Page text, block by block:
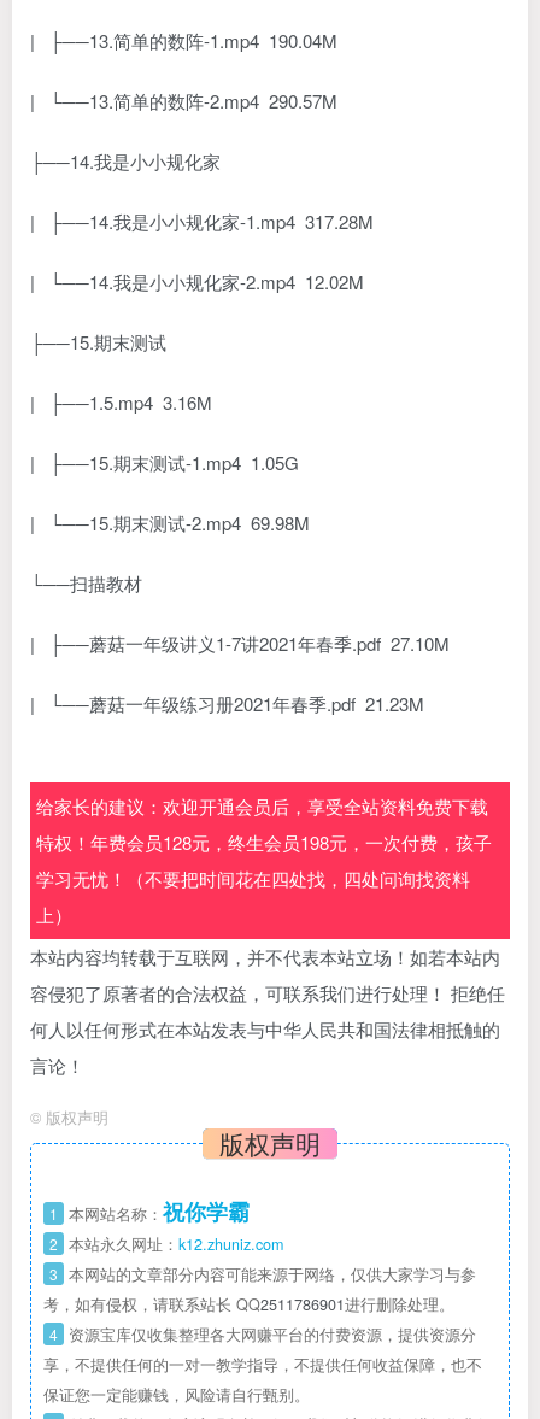
| ├──13.简单的数阵-1.mp4 190.04M
| └──13.简单的数阵-2.mp4 290.57M
├──14.我是小小规化家
| ├──14.我是小小规化家-1.mp4 317.28M
| └──14.我是小小规化家-2.mp4 12.02M
├──15.期末测试
| ├──1.5.mp4 3.16M
| ├──15.期末测试-1.mp4 1.05G
| └──15.期末测试-2.mp4 69.98M
└──扫描教材
| ├──蘑菇一年级讲义1-7讲2021年春季.pdf 27.10M
| └──蘑菇一年级练习册2021年春季.pdf 21.23M
给家长的建议：欢迎开通会员后，享受全站资料免费下载
特权！年费会员128元，终生会员198元，一次付费，孩子
学习无忧！（不要把时间花在四处找，四处问询找资料
上）
本站内容均转载于互联网，并不代表本站立场！如若本站内
容侵犯了原著者的合法权益，可联系我们进行处理！ 拒绝任
何人以任何形式在本站发表与中华人民共和国法律相抵触的
言论！
© 版权声明
版权声明
1 本网站名称： 祝你学霸
2 本站永久网址： k12.zhuniz.com
3 本网站的文章部分内容可能来源于网络，仅供大家学习与参
考，如有侵权，请联系站长 QQ2511786901进行删除处理。
4 资源宝库仅收集整理各大网赚平台的付费资源，提供资源分
享，不提供任何的一对一教学指导，不提供任何收益保障，也不
保证您一定能赚钱，风险请自行甄别。